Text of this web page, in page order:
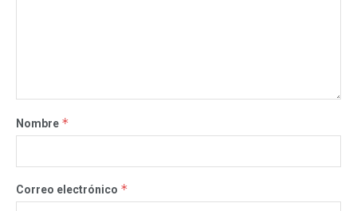
Nombre *
Correo electrónico *